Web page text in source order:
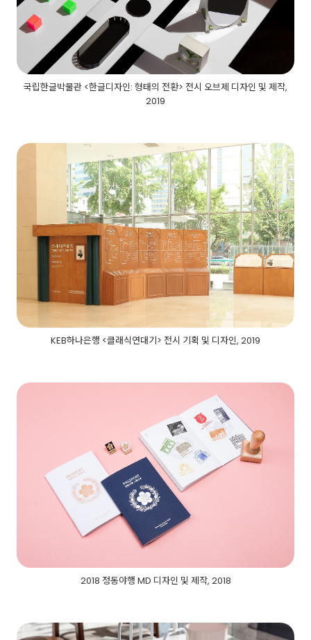
국립한글박물관 <한글디자인: 형태의 전환> 전시 오브제 디자인 및 제작,
2019
KEB하나은행 <클래식연대기> 전시 기획 및 디자인, 2019
2018 정동야행 MD 디자인 및 제작, 2018